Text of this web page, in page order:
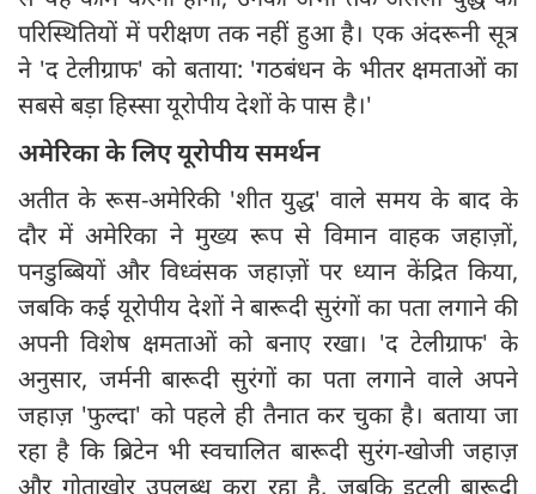
परिस्थितियों में परीक्षण तक नहीं हुआ है। एक अंदरूनी सूत्र
ने 'द टेलीग्राफ' को बताया: 'गठबंधन के भीतर क्षमताओं का
सबसे बड़ा हिस्सा यूरोपीय देशों के पास है।'
अमेरिका के लिए यूरोपीय समर्थन
अतीत के रूस-अमेरिकी 'शीत युद्ध' वाले समय के बाद के
दौर में अमेरिका ने मुख्य रूप से विमान वाहक जहाज़ों,
पनडुब्बियों और विध्वंसक जहाज़ों पर ध्यान केंद्रित किया,
जबकि कई यूरोपीय देशों ने बारूदी सुरंगों का पता लगाने की
अपनी विशेष क्षमताओं को बनाए रखा। 'द टेलीग्राफ' के
अनुसार, जर्मनी बारूदी सुरंगों का पता लगाने वाले अपने
जहाज़ 'फुल्दा' को पहले ही तैनात कर चुका है। बताया जा
रहा है कि ब्रिटेन भी स्वचालित बारूदी सुरंग-खोजी जहाज़
और गोताखोर उपलब्ध करा रहा है, जबकि इटली बारूदी